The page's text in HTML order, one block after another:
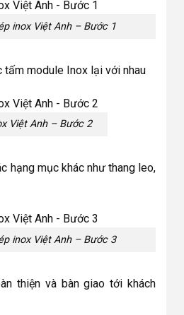
inox Việt Anh – Bước 1
tấm module Inox lại với nhau
Việt Anh – Bước 2
hạng mục khác như thang leo,
inox Việt Anh – Bước 3
thiện và bàn giao tới khách